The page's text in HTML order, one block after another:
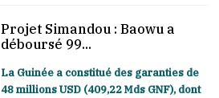
Projet Simandou : Baowu a
déboursé 99...
La Guinée a constitué des garanties de
48 millions USD (409,22 Mds GNF), dont